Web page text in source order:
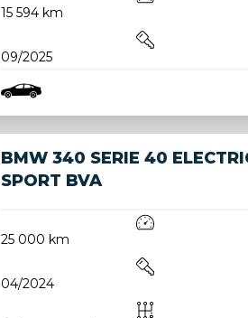
15 594 km
09/2025
BMW 340 SERIE 40
SPORT BVA
25 000 km
04/2024